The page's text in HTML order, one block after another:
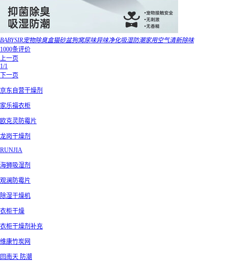
BABYSIR宠物除臭盒猫砂盆狗窝尿味异味净化吸湿防潮家用空气清新除味
1000条评价
上一页
1/1
下一页
京东自营干燥剂
家乐福衣柜
欧克灵防霉片
龙岗干燥剂
RUNJIA
海狮吸湿剂
观澜防霉片
除湿干燥机
衣柜干燥
衣柜干燥剂补充
维康竹炭网
回南天 防潮